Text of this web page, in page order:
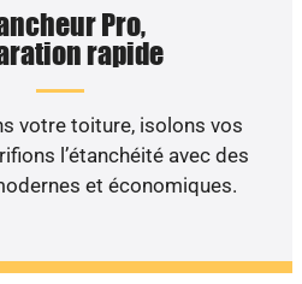
Pro,
rapide
votre toiture, isolons vos
l’étanchéité avec des
et économiques.